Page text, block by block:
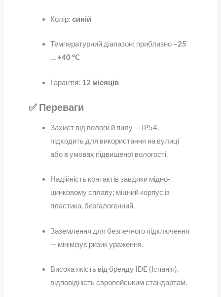
Колір: синій
Температурний діапазон: приблизно –25
… +40 °C
Гарантія: 12 місяців
✅ Переваги
Захист від вологи й пилу — IP54,
підходить для використання на вулиці
або в умовах підвищеної вологості.
Надійність контактів завдяки мідно-
цинковому сплаву; міцний корпус із
пластика, безгалогенний.
Заземлення для безпечного підключення
— мінімізує ризик ураження.
Висока якість від бренду IDE (Іспанія),
відповідність європейським стандартам.